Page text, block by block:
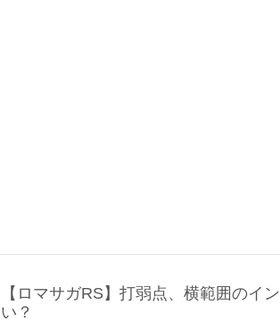
【ロマサガRS】打弱点、横範囲のイ
い？